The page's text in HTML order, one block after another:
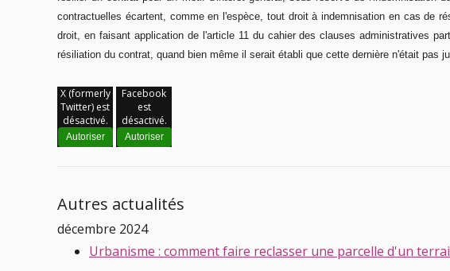
contractuelles écartent, comme en l'espèce, tout droit à indemnisation en cas de
droit, en faisant application de l'article 11 du cahier des clauses administratives
résiliation du contrat, quand bien même il serait établi que cette dernière n'était pas
X (formerly
Twitter) est
désactivé.
Autoriser
Facebook
est
désactivé.
Autoriser
Autres actualités
décembre 2024
Urbanisme : comment faire reclasser une parcelle d'un